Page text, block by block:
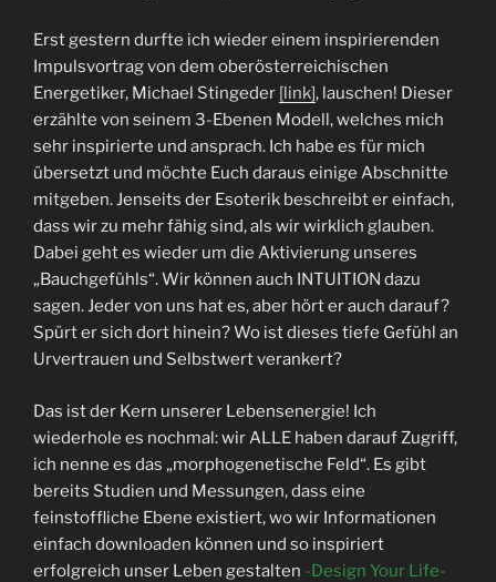
Erst gestern durfte ich wieder einem inspirierenden
Impulsvortrag von dem oberösterreichischen
Energetiker, Michael Stingeder [link], lauschen! Dieser
erzählte von seinem 3-Ebenen Modell, welches mich
sehr inspirierte und ansprach. Ich habe es für mich
übersetzt und möchte Euch daraus einige Abschnitte
mitgeben. Jenseits der Esoterik beschreibt er einfach,
dass wir zu mehr fähig sind, als wir wirklich glauben.
Dabei geht es wieder um die Aktivierung unseres
„Bauchgefühls“. Wir können auch INTUITION dazu
sagen. Jeder von uns hat es, aber hört er auch darauf?
Spürt er sich dort hinein? Wo ist dieses tiefe Gefühl an
Urvertrauen und Selbstwert verankert?
Das ist der Kern unserer Lebensenergie! Ich
wiederhole es nochmal: wir ALLE haben darauf Zugriff,
ich nenne es das „morphogenetische Feld“. Es gibt
bereits Studien und Messungen, dass eine
feinstoffliche Ebene existiert, wo wir Informationen
einfach downloaden können und so inspiriert
erfolgreich unser Leben gestalten -Design Your Life-